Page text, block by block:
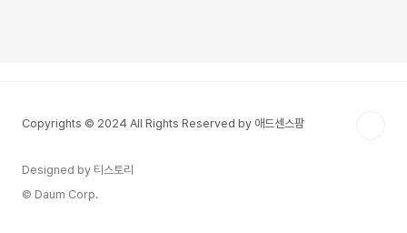
Copyrights © 2024 All Rights Reserved by 애드센스팜
Designed by 티스토리
© Daum Corp.